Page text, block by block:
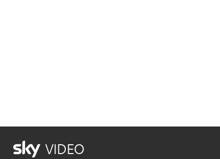
VIDEO